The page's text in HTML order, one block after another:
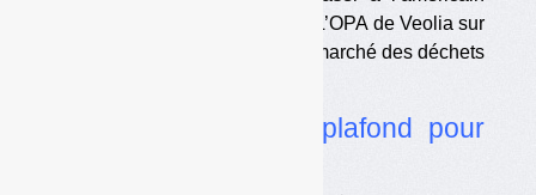
Platinum Equity est confirmée. L’OPA de Veolia sur
Suez ne devrait pas affecter le marché des déchets
Filière PMCB : le plafond pour